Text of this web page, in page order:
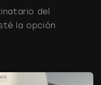
del
la opción